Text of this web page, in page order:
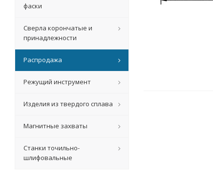
фаски
Сверла корончатые и
принадлежности
Распродажа
Режущий инструмент
Изделия из твердого сплава
Магнитные захваты
Станки точильно-
шлифовальные